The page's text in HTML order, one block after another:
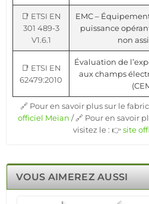
📑 ETSI EN
301 489-3
V1.6.1
EMC –
puissance
non
📑 ETSI EN
62479:2010
Évaluation de
aux champs
🔗 Pour en savoir plus sur le
officiel Meian / 🔗 Pour en savoir
visitez le : 👉site
VOUS AIMEREZ AUSSI